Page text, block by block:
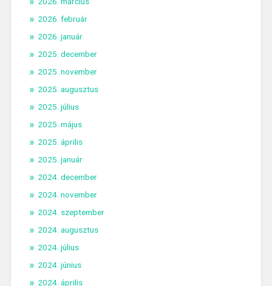
2026. február
2026. január
2025. december
2025. november
2025. augusztus
2025. július
2025. május
2025. április
2025. január
2024. december
2024. november
2024. szeptember
2024. augusztus
2024. július
2024. június
2024. április